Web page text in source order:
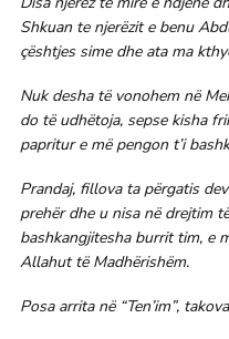
Shkuan te njerëzit e benu
çështjes sime dhe ata ma
Nuk desha të vonohem në
do të udhëtoja, sepse kisha
papritur e më pengon t’i
Prandaj, fillova ta përgatis
prehër dhe u nisa në drejtim
bashkangjitesha burrit tim, e
Allahut të Madhërishëm.
Posa arrita në “Ten’im”,